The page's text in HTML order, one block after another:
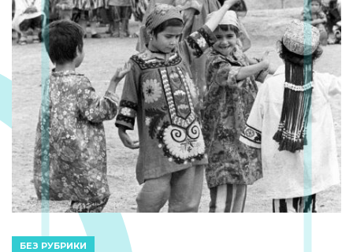
БЕЗ РУБРИКИ